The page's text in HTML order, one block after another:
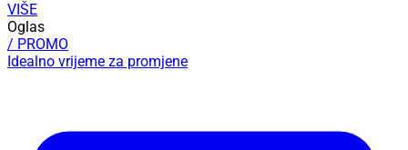
VIŠE
Oglas
/ PROMO
Idealno vrijeme za promjene